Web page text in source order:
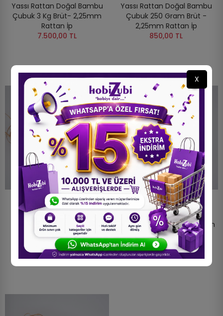
Yassı Rattan Doğal Bambu
Çubuk 3 Kg Brüt- 2,25mm
Rattan İp
7.500,00 TL
Yassı Rattan Doğal Bambu
Çubuk 250 Gram Brüt -
2,25mm Rattan İp
850,00 TL
Yassı Rattan Doğal Bambu
Çubuk 500 Gr Brüt -
2,25mm Rattan İp
1.400,00 TL
STOKTA YOK
Yassı Rattan Doğal Bambu
Çubuk 100 Gr Brüt - 2,25mm
Rattan İp
450,00 TL
X